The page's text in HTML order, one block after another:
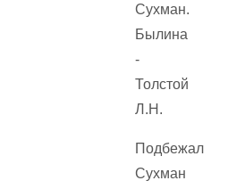
Подбежал
Сухман